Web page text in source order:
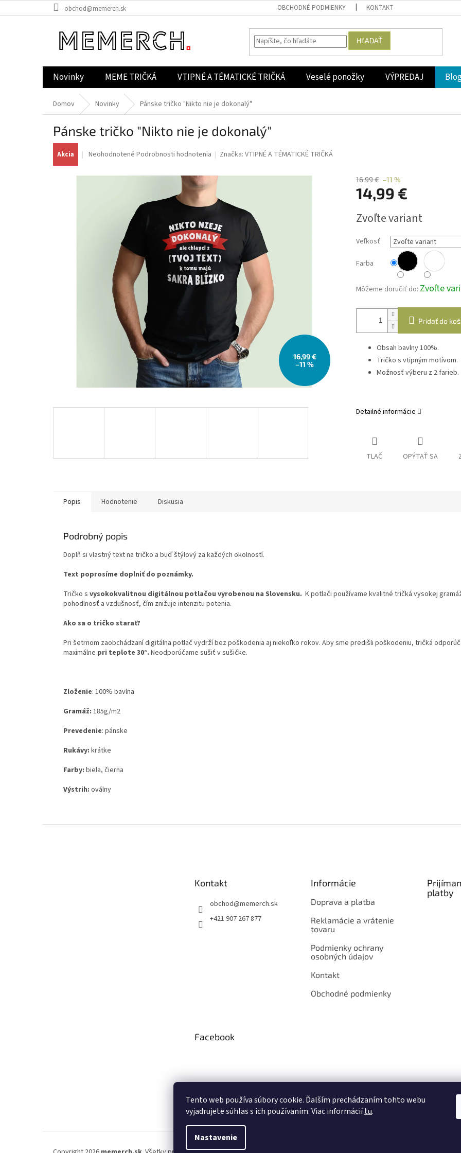
Tento web používa súbory cookie. Ďalším prechádzaním tohto webu
vyjadrujete súhlas s ich používaním. Viac informáciítu.
Nastavenie
na
obchod@memerch.sk OBCHODNÉ PODMIENKY KONTAKT
HĽADAŤ
Novinky MEME TRIČKÁ VTIPNÉ A TÉMATICKÉ TRIČKÁ Veselé ponožky VÝPREDAJ
Domov Novinky Pánske tričko "Nikto nie je dokonalý"
Pánske tričko "Nikto nie je dokonalý"
Akcia
Priemerné
produktu
Neohodnotené Podrobnosti hodnotenia Značka:VTIPNÉ A TÉMATICKÉ TRIČKÁ
16,99 €
–11 %
16,99 € –11 %
14,99 €
cena:
Zvoľte variant
Veľkosť
Farba
Môžeme doručiť do: Zvoľte
Pridať do
Obsah bavlny 100%.
Tričko s vtipným motívom.
Možnosť výberu z 2 farieb.
Detailné informácie
TLAČ OPÝTAŤ SA
Popis Hodnotenie Diskusia
Podrobný popis
Doplň si vlastný text na tričko a buď štýlový za každých okolností.
Text poprosíme doplniť do poznámky.
Tričko s vysokokvalitnou digitálnou potlačou vyrobenou na Slovensku. K potlači používame kvalitné tričká vysokej
pohodlnosť a vzdušnosť, čím znižuje intenzitu potenia.
Ako sa o tričko starať?
Pri šetrnom zaobchádzaní digitálna potlač vydrží bez poškodenia aj niekoľko rokov. Aby sme predišli poškodeniu, tričká
maximálne pri teplote 30°. Neodporúčame sušiť v sušičke.
Zloženie: 100% bavlna
Gramáž: 185g/m2
Prevedenie: pánske
Rukávy: krátke
Farby: biela, čierna
Výstrih: oválny
Kontakt
obchod@memerch.sk
+421 907 267 877
Informácie
Doprava a platba
Reklamácie a vrátenie
tovaru
Podmienky ochrany
osobných údajov
Kontakt
Obchodné podmienky
platby
Facebook